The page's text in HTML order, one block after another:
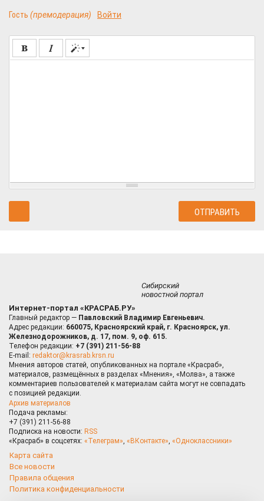
Гость (премодерация) Войти
Сибирский
новостной портал
Интернет-портал «КРАСРАБ.РУ»
Главный редактор — Павловский Владимир Евгеньевич.
Адрес редакции: 660075, Красноярский край, г. Красноярск, ул.
Железнодорожников, д. 17, пом. 9, оф. 615.
Телефон редакции: +7 (391) 211-56-88
E-mail: redaktor@krasrab.krsn.ru
Мнения авторов статей, опубликованных на портале «Красраб»,
материалов, размещённых в разделах «Мнения», «Молва», а также
комментариев пользователей к материалам сайта могут не совпадать
с позицией редакции.
Архив материалов
Подача рекламы:
+7 (391) 211-56-88
Подписка на новости: RSS
«Красраб» в соцсетях: «Телеграм», «ВКонтакте», «Одноклассники»
Карта сайта
Все новости
Правила общения
Политика конфиденциальности